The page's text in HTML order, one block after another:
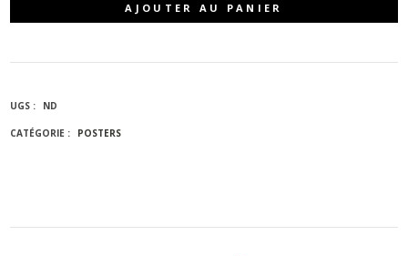
AJOUTER AU PANIER
UGS : ND
CATÉGORIE : POSTERS